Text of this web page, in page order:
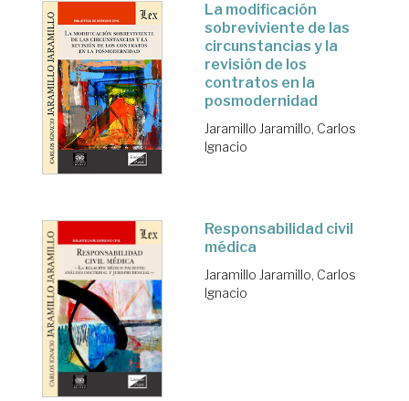
La modificación
sobreviviente de las
circunstancias y la
revisión de los
contratos en la
posmodernidad
Jaramillo Jaramillo, Carlos
Ignacio
Responsabilidad civil
médica
Jaramillo Jaramillo, Carlos
Ignacio